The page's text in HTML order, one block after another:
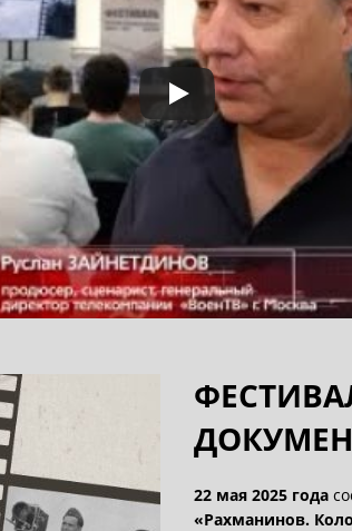
22 мая 2025 года
«Рахманинов.